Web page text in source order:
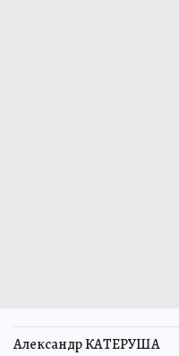
Александр КАТЕРУША